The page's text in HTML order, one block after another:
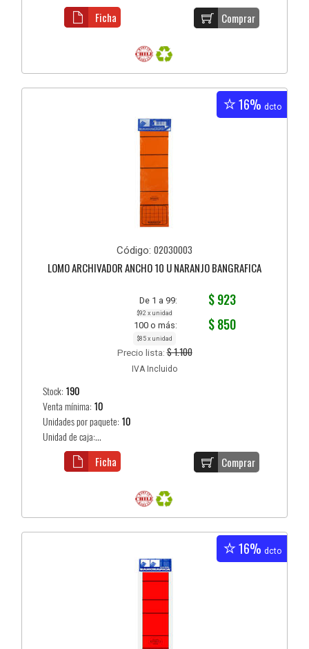
Comprar
Ficha
16% dcto
Código: 02030003
LOMO ARCHIVADOR ANCHO 10 U NARANJO BANGRAFICA
De 1 a 99: $ 923
$92 x unidad
100 o más: $ 850
$85 x unidad
Precio lista:$ 1.100
IVA Incluido
Stock: 190
Venta mínima: 10
Unidades por paquete: 10
Unidad de caja:...
Comprar
Ficha
16% dcto